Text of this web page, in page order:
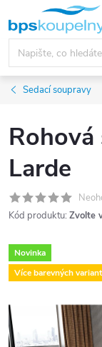
obsah
Sedací soupravy
Rohová
Larde
Kód produktu: Zvolte
Novinka
Více barevných variant